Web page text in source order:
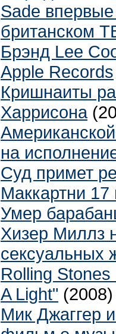
Sade
британском
Брэнд Lee
Apple Records
Кришнаиты
Харрисона
на
Суд примет
Маккартни 17
Умер
Хизер Миллз
сексуальных
Rolling
A Light" (2008)
Мик Джаггер